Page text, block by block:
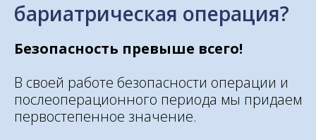
бариатрическая операция?
Безопасность превыше всего!
В своей работе безопасности операции и
послеоперационного периода мы придаем
первостепенное значение.